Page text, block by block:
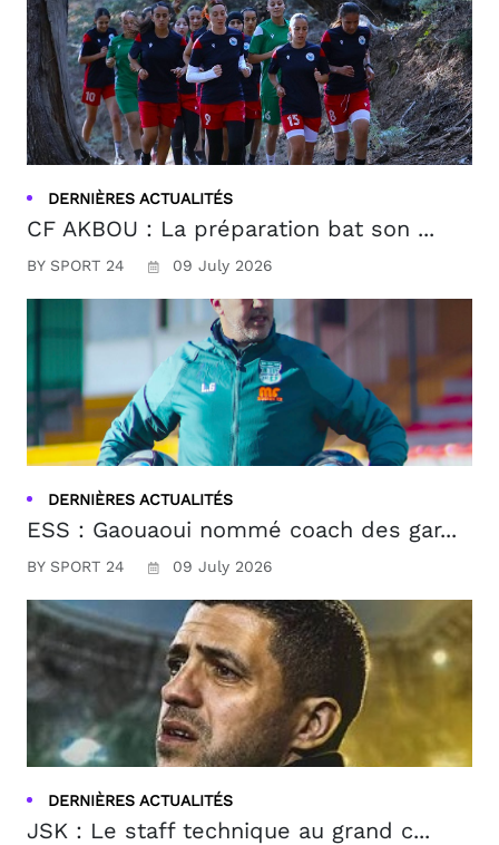
DERNIÈRES ACTUALITÉS
CF AKBOU : La préparation bat son ...
BY SPORT 24 09 July 2026
DERNIÈRES ACTUALITÉS
ESS : Gaouaoui nommé coach des gar...
BY SPORT 24 09 July 2026
DERNIÈRES ACTUALITÉS
JSK : Le staff technique au grand c...